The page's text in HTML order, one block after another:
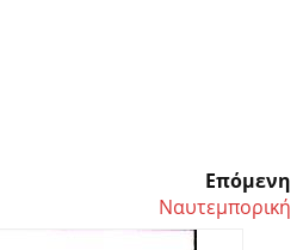
Επόμενη
Ναυτεμπορική